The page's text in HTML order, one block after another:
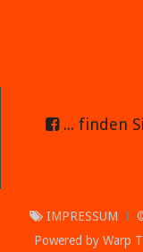
... finden
IMPRESSUM
Powered by Warp